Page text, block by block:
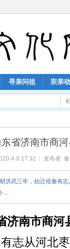
寻亲问祖 宗亲
东省济南市商
4-8 17:32 发布者:
洪武三年，始迁祖秦有
...
济南市商河
志从河北